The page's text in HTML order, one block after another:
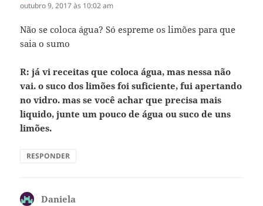
outubro 9, 2017 às 10:02 am
Não se coloca água? Só espreme os limões para que
saia o sumo
R: já vi receitas que coloca água, mas nessa não
vai. o suco dos limões foi suficiente, fui apertando
no vidro. mas se você achar que precisa mais
liquido, junte um pouco de água ou suco de uns
limões.
RESPONDER
Daniela